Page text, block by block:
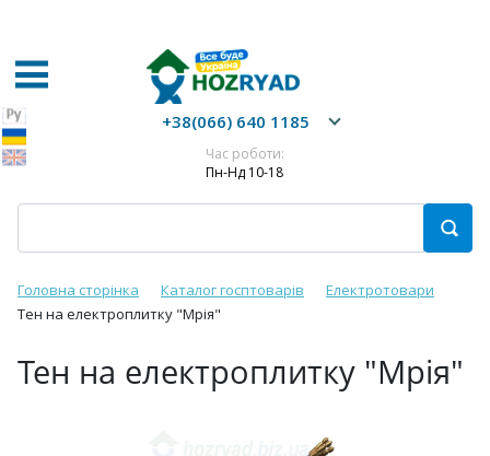
+38(066) 640 1185
Час роботи:
Пн-Нд 10-18
Головна сторінка Каталог госптоварів
Електротовари
Тен на електроплитку "Мрія"
Тен на електроплитку "Мрія"